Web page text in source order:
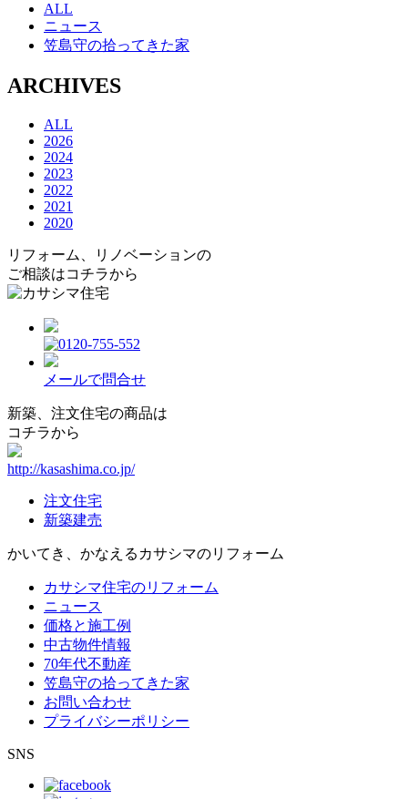
ALL
ニュース
笠島守の拾ってきた家
ARCHIVES
ALL
2026
2024
2023
2022
2021
2020
リフォーム、リノベーションの
ご相談はコチラから
メールで問合せ
新築、注文住宅の商品は
コチラから
http://kasashima.co.jp/
注文住宅
新築建売
かいてき、かなえる カサシマのリフォーム
カサシマ住宅のリフォーム
ニュース
価格と施工例
中古物件情報
70年代不動産
笠島守の拾ってきた家
お問い合わせ
プライバシーポリシー
SNS